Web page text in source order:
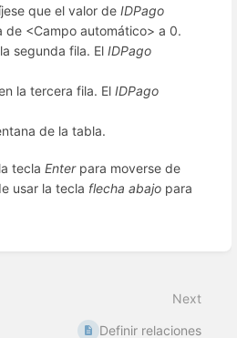
que el valor de IDPago
de <Campo automático> a 0.
segunda fila. El IDPago
la tercera fila. El IDPago
de la tabla.
tecla Enterpara moverse de
usar la tecla flecha abajo para
Next
Definir relaciones